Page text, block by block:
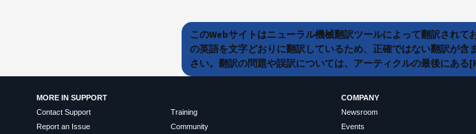
このWebサイトはニューラル機械翻訳ツールによって翻訳され
の英語を文字どおりに翻訳しているため、正確ではない翻訳が
さい。翻訳の問題や誤訳については、アーティクルの最後にある
MORE IN SUPPORT
Contact Support
Report an Issue
Training
Community
COMPANY
Newsroom
Events